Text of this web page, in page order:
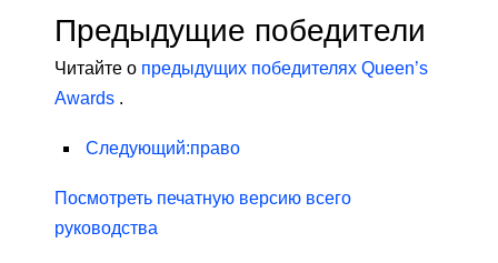
Предыдущие победители
Читайте о предыдущих победителях Queen’s
Awards .
Следующий:право
Посмотреть печатную версию всего
руководства